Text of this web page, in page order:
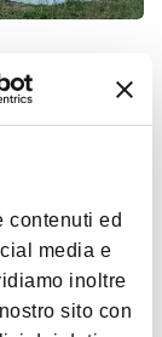
contenuti ed
media e
inoltre
sito con